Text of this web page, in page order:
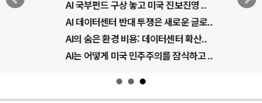
AI 국부펀드 구상 놓고 미국 진보진영 ..
AI 데이터센터 반대 투쟁은 새로운 글로..
AI의 숨은 환경 비용: 데이터센터 확산..
AI는 어떻게 미국 민주주의를 잠식하고 ..